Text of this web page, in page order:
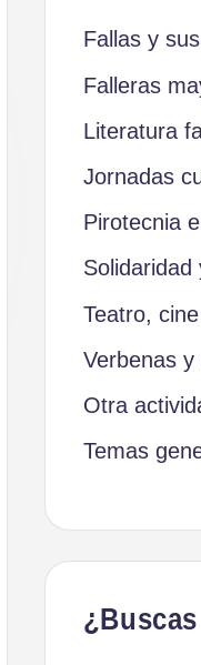
Fallas y
Falleras
Literatura
Jornadas
Pirotecnia
Solidaridad
Teatro,
Verbenas
Otra
Temas